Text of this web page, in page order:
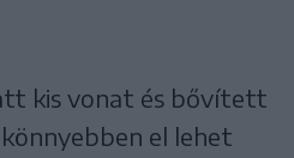
kis vonat és bővített
el lehet